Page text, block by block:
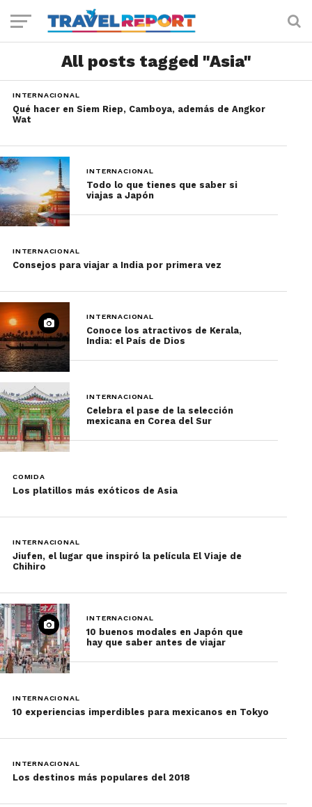
All posts tagged "Asia"
INTERNACIONAL
Qué hacer en Siem Riep, Camboya, además de Angkor
Wat
INTERNACIONAL
Todo lo que tienes que saber si
viajas a Japón
INTERNACIONAL
Consejos para viajar a India por primera vez
INTERNACIONAL
Conoce los atractivos de Kerala,
India: el País de Dios
INTERNACIONAL
Celebra el pase de la selección
mexicana en Corea del Sur
COMIDA
Los platillos más exóticos de Asia
INTERNACIONAL
Jiufen, el lugar que inspiró la película El Viaje de
Chihiro
INTERNACIONAL
10 buenos modales en Japón que
hay que saber antes de viajar
INTERNACIONAL
10 experiencias imperdibles para mexicanos en Tokyo
INTERNACIONAL
Los destinos más populares del 2018